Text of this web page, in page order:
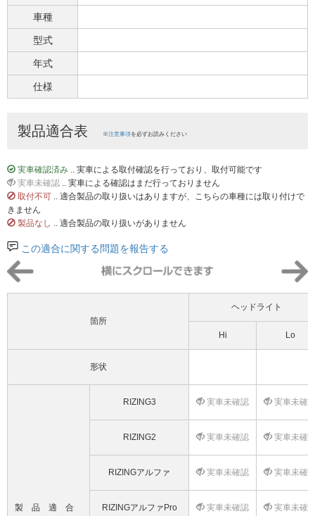
車種
型式
年式
仕様
製品適合表 ※注意事項を必ずお読みください
実車確認済み .. 実車による取付確認を行っており、取付可能です
実車未確認 .. 実車による確認はまだ行っておりません
取付不可 .. 適合製品の取り扱いはありますが、こちらの車種には取り付けで
きません
製品なし .. 適合製品の取り扱いがありません
この適合に関する問題を報告する
箇所
ヘッドライト
Hi Lo
形状
製品適合
RIZING3 実車未確認 実車未確
RIZING2 実車未確認 実車未確
RIZINGアルファ 実車未確認 実車未確
RIZINGアルファPro 実車未確認 実車未確